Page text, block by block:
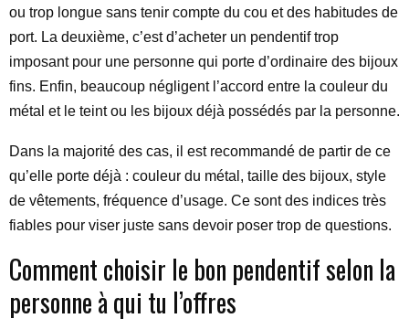
ou trop longue sans tenir compte du cou et des habitudes de
port. La deuxième, c’est d’acheter un pendentif trop
imposant pour une personne qui porte d’ordinaire des bijoux
fins. Enfin, beaucoup négligent l’accord entre la couleur du
métal et le teint ou les bijoux déjà possédés par la personne.
Dans la majorité des cas, il est recommandé de partir de ce
qu’elle porte déjà : couleur du métal, taille des bijoux, style
de vêtements, fréquence d’usage. Ce sont des indices très
fiables pour viser juste sans devoir poser trop de questions.
Comment choisir le bon pendentif selon la
personne à qui tu l’offres